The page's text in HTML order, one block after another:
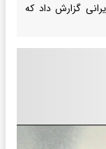
گزارش داد که